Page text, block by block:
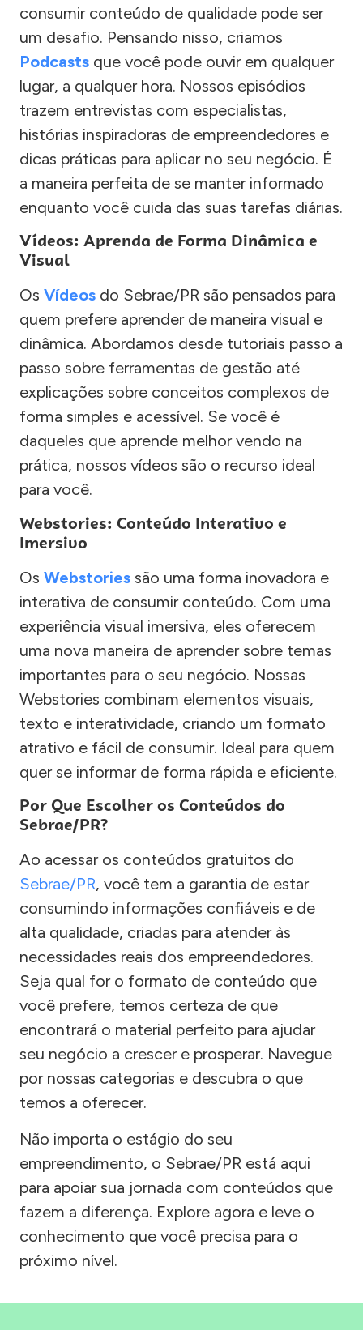
consumir conteúdo de qualidade pode ser
um desafio. Pensando nisso, criamos
Podcasts que você pode ouvir em qualquer
lugar, a qualquer hora. Nossos episódios
trazem entrevistas com especialistas,
histórias inspiradoras de empreendedores e
dicas práticas para aplicar no seu negócio. É
a maneira perfeita de se manter informado
enquanto você cuida das suas tarefas diárias.
Vídeos: Aprenda de Forma Dinâmica e
Visual
Os Vídeos do Sebrae/PR são pensados para
quem prefere aprender de maneira visual e
dinâmica. Abordamos desde tutoriais passo a
passo sobre ferramentas de gestão até
explicações sobre conceitos complexos de
forma simples e acessível. Se você é
daqueles que aprende melhor vendo na
prática, nossos vídeos são o recurso ideal
para você.
Webstories: Conteúdo Interativo e
Imersivo
Os Webstories são uma forma inovadora e
interativa de consumir conteúdo. Com uma
experiência visual imersiva, eles oferecem
uma nova maneira de aprender sobre temas
importantes para o seu negócio. Nossas
Webstories combinam elementos visuais,
texto e interatividade, criando um formato
atrativo e fácil de consumir. Ideal para quem
quer se informar de forma rápida e eficiente.
Por Que Escolher os Conteúdos do
Sebrae/PR?
Ao acessar os conteúdos gratuitos do
Sebrae/PR, você tem a garantia de estar
consumindo informações confiáveis e de
alta qualidade, criadas para atender às
necessidades reais dos empreendedores.
Seja qual for o formato de conteúdo que
você prefere, temos certeza de que
encontrará o material perfeito para ajudar
seu negócio a crescer e prosperar. Navegue
por nossas categorias e descubra o que
temos a oferecer.
Não importa o estágio do seu
empreendimento, o Sebrae/PR está aqui
para apoiar sua jornada com conteúdos que
fazem a diferença. Explore agora e leve o
conhecimento que você precisa para o
próximo nível.